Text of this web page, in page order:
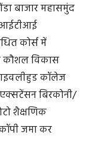
बाजार महासमुंद
कोर्स में
कौशल विकास
कॉलेज
बिरकोनी/
शैक्षणिक
जमा कर